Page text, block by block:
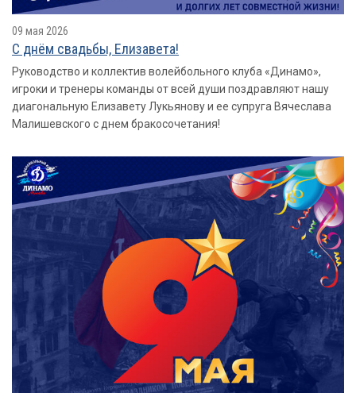
09 мая 2026
С днём свадьбы, Елизавета!
Руководство и коллектив волейбольного клуба «Динамо»,
игроки и тренеры команды от всей души поздравляют нашу
диагональную Елизавету Лукьянову и ее супруга Вячеслава
Малишевского с днем бракосочетания!